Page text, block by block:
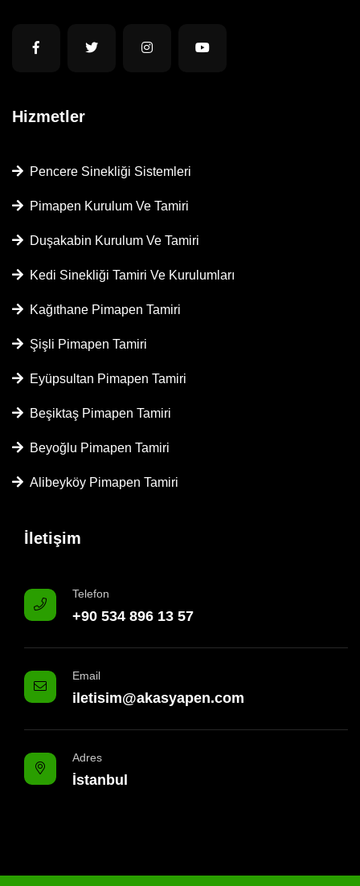
Hizmetler
Pencere Sinekliği Sistemleri
Pimapen Kurulum Ve Tamiri
Duşakabin Kurulum Ve Tamiri
Kedi Sinekliği Tamiri Ve Kurulumları
Kağıthane Pimapen Tamiri
Şişli Pimapen Tamiri
Eyüpsultan Pimapen Tamiri
Beşiktaş Pimapen Tamiri
Beyoğlu Pimapen Tamiri
Alibeyköy Pimapen Tamiri
İletişim
Telefon
+90 534 896 13 57
Email
iletisim@akasyapen.com
Adres
İstanbul